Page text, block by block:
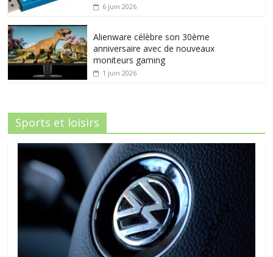
6 juin 2026
Alienware célèbre son 30ème
anniversaire avec de nouveaux
moniteurs gaming
1 juin 2026
Sports et loisirs